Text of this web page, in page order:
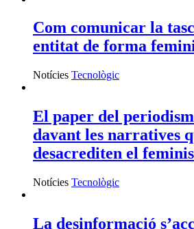
Com comunicar la
entitat de forma
Notícies Tecnològic
El paper del
davant les narratives
desacrediten el
Notícies Tecnològic
La desinformació